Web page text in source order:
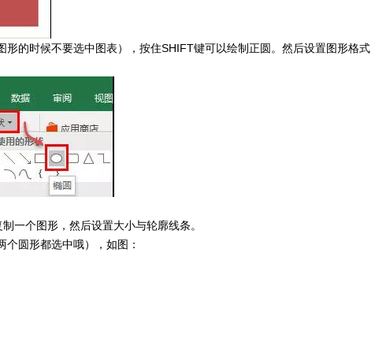
形的时候不要选中图表），按住SHIFT键可以绘制正圆。然后设置图形格式
一个图形，然后设置大小与轮廓线条。
圆形都选中哦），如图：